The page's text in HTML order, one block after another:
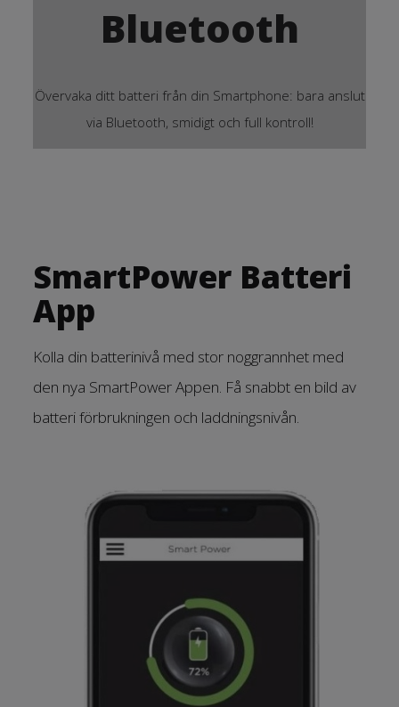
Bluetooth
Övervaka ditt batteri från din Smartphone: bara anslut
via Bluetooth, smidigt och full kontroll!
SmartPower Batteri
App
Kolla din batterinivå med stor noggrannhet med
den nya SmartPower Appen. Få snabbt en bild av
batteri förbrukningen och laddningsnivån.